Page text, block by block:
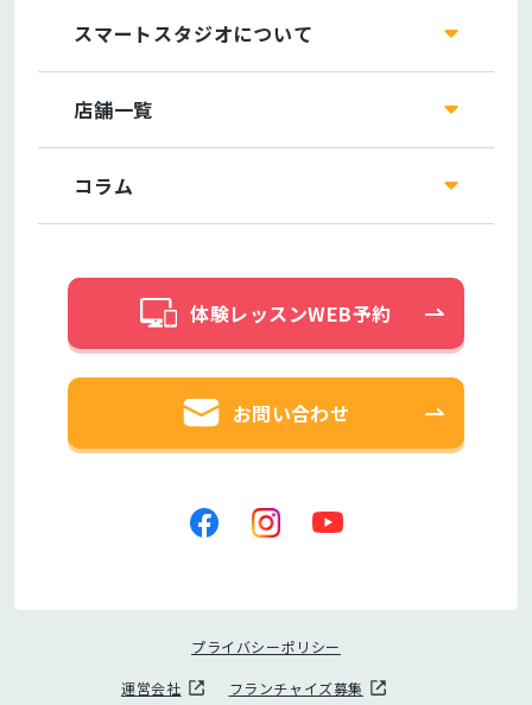
スマートスタジオについて
店舗一覧
コラム
体験レッスンWEB予約
お問い合わせ
プライバシーポリシー
運営会社
フランチャイズ募集